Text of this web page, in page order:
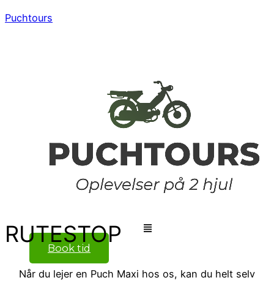
Puchtours
Menu
Book tid
RUTESTOP
Når du lejer en Puch Maxi hos os, kan du helt selv